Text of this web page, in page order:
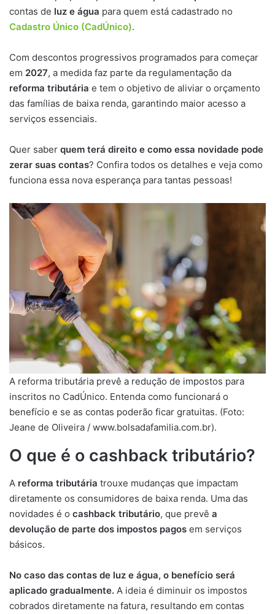
contas de luz e água para quem está cadastrado no
Cadastro Único (CadÚnico).
Com descontos progressivos programados para começar
em 2027, a medida faz parte da regulamentação da
reforma tributária e tem o objetivo de aliviar o orçamento
das famílias de baixa renda, garantindo maior acesso a
serviços essenciais.
Quer saber quem terá direito e como essa novidade pode
zerar suas contas? Confira todos os detalhes e veja como
funciona essa nova esperança para tantas pessoas!
A reforma tributária prevê a redução de impostos para
inscritos no CadÚnico. Entenda como funcionará o
benefício e se as contas poderão ficar gratuitas. (Foto:
Jeane de Oliveira / www.bolsadafamilia.com.br).
O que é o cashback tributário?
A reforma tributária trouxe mudanças que impactam
diretamente os consumidores de baixa renda. Uma das
novidades é o cashback tributário, que prevê a
devolução de parte dos impostos pagos em serviços
básicos.
No caso das contas de luz e água, o benefício será
aplicado gradualmente. A ideia é diminuir os impostos
cobrados diretamente na fatura, resultando em contas